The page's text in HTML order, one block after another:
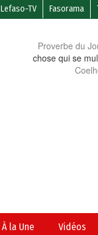
Lefaso-TV Fasorama
Proverbe du
chose qui se
À la Une Vidéos